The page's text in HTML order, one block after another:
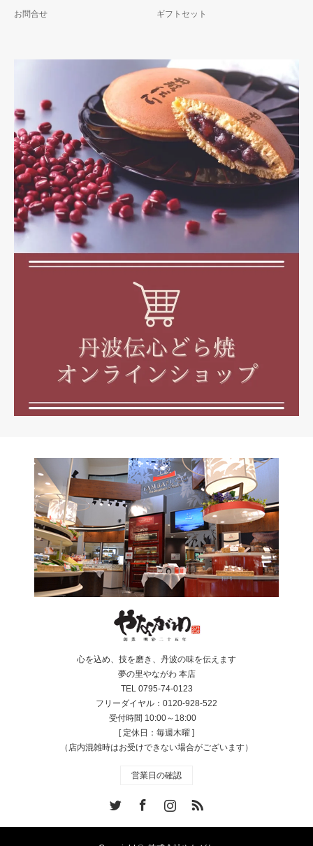
お問合せ ギフトセット
心を込め、技を磨き、丹波の味を伝えます
夢の里やながわ 本店
TEL 0795-74-0123
フリーダイヤル：0120-928-522
受付時間 10:00～18:00
[ 定休日：毎週木曜 ]
（店内混雑時はお受けできない場合がございます）
営業日の確認